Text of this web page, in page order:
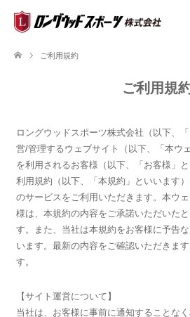
ご利用規約
ご利用規
ロングウッドスポーツ株式会社（以下、
営/管理するウェブサイト（以下、「本ウ
を利用されるお客様（以下、「お客様」
利用規約（以下、「本規約」といいます
のサービスをご利用いただきます。本ウ
様は、本規約の内容をご承諾いただいた
す。また、当社は本規約をお客様に予告
います。最新の内容をご確認いただきま
す。
【サイト運営について】
当社は、お客様に事前に通知することな